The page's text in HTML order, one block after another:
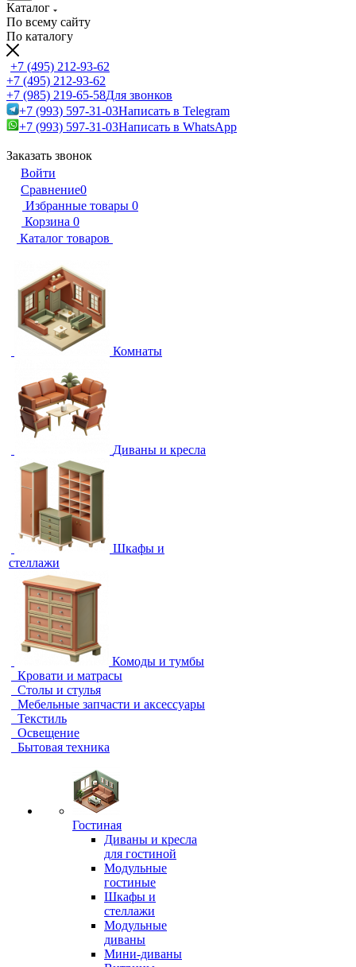
Каталог
По всему сайту
По каталогу
+7 (495) 212-93-62
+7 (495) 212-93-62
+7 (985) 219-65-58Для звонков
+7 (993) 597-31-03Написать в Telegram
+7 (993) 597-31-03Написать в WhatsApp
Заказать звонок
Войти
Сравнение0
Избранные товары 0
Корзина 0
Каталог товаров
Комнаты
Диваны и кресла
Шкафы и
стеллажи
Комоды и тумбы
Кровати и матрасы
Столы и стулья
Мебельные запчасти и аксессуары
Текстиль
Освещение
Бытовая техника
Гостиная
Диваны и кресла
для гостиной
Модульные
гостиные
Шкафы и
стеллажи
Модульные
диваны
Мини-диваны